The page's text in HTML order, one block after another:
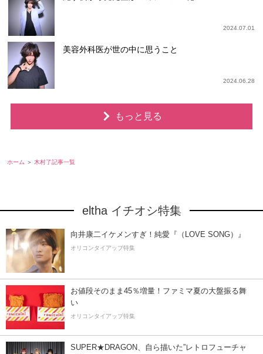
2024.07.01
美容外科医が世の中に思うこと
2024.06.28
もっと見る
ホーム 木村了記事一覧
eltha イチオシ特集
向井康二イケメンすぎ！純愛『（LOVE SONG）』
オリコンタイアップ特集
お値段そのまま45％増量！ファミマ夏の大盤振る舞
い
オリコンタイアップ特集
SUPER★DRAGON、自ら描いた”レトロフューチャ